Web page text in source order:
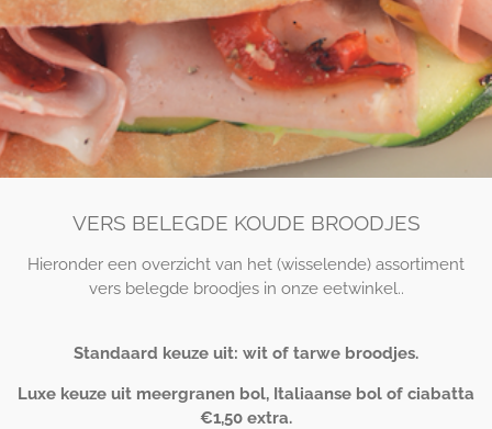
VERS BELEGDE KOUDE BROODJES
Hieronder een overzicht van het (wisselende) assortiment
vers belegde broodjes in onze eetwinkel..
Standaard keuze uit: wit of tarwe broodjes.
Luxe keuze uit meergranen bol, Italiaanse bol of ciabatta
€1,50 extra.